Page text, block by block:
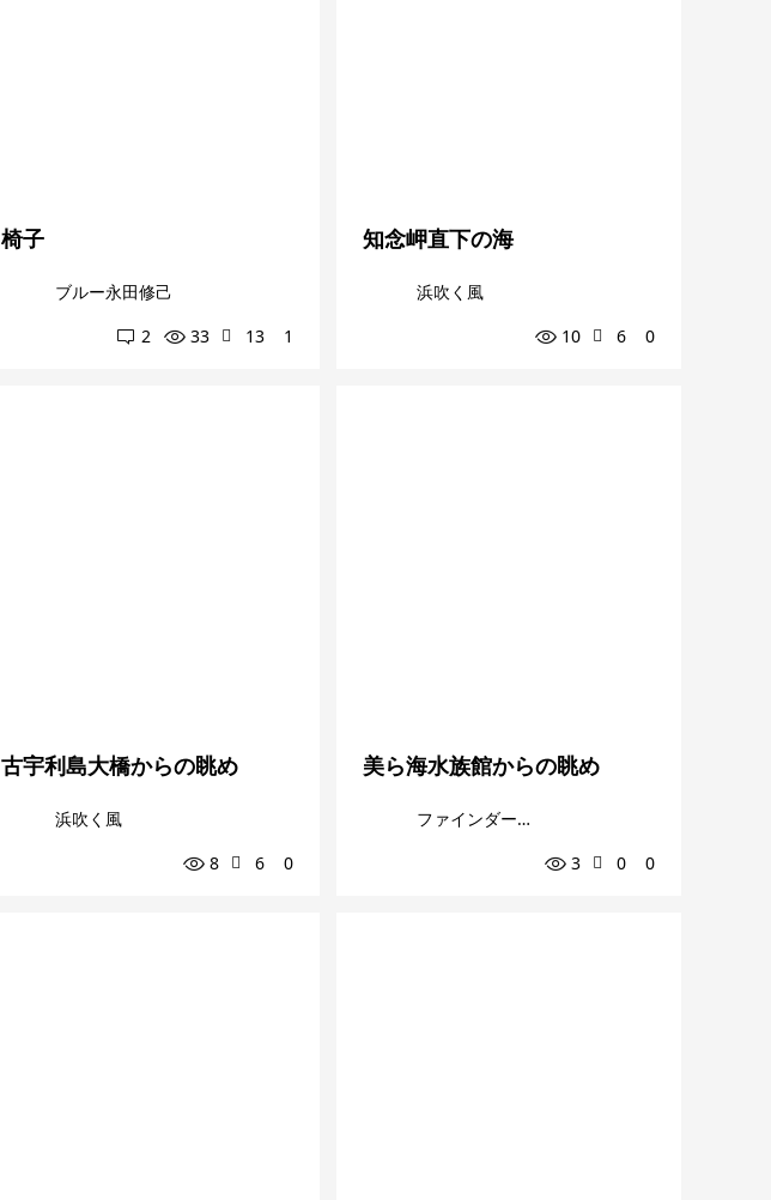
椅子
ブルー永田修己
2
33 13 1
知念岬直下の海
浜吹く風
10
6 0
古宇利島大橋からの眺め
浜吹く風
8
6 0
美ら海水族館からの眺め
ファインダー越しの私の世界
3
0 0